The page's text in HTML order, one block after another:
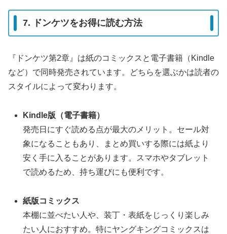
7. ドンケツをお得に読む方法
『ドンケツ第2章』は紙のコミックスと電子書籍（Kindle
など）で同時発売されています。どちらを選ぶかは読者の
スタイルによって変わります。
Kindle版（電子書籍）
発売日にすぐ読める点が最大のメリット。セール対
象になることもあり、まとめ買いする際には紙より
安く手に入ることがあります。スマホやタブレット
で読めるため、持ち運びにも便利です。
紙版コミックス
本棚に並べたい人や、装丁・表紙をじっくり楽しみ
たい人におすすめ。特にヤングキングコミックスは